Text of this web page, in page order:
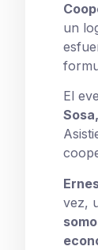
un
El
vez,